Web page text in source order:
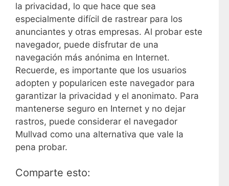
la privacidad, lo que hace que sea
especialmente difícil de rastrear para los
anunciantes y otras empresas. Al probar este
navegador, puede disfrutar de una
navegación más anónima en Internet.
Recuerde, es importante que los usuarios
adopten y popularicen este navegador para
garantizar la privacidad y el anonimato. Para
mantenerse seguro en Internet y no dejar
rastros, puede considerar el navegador
Mullvad como una alternativa que vale la
pena probar.
Comparte esto: